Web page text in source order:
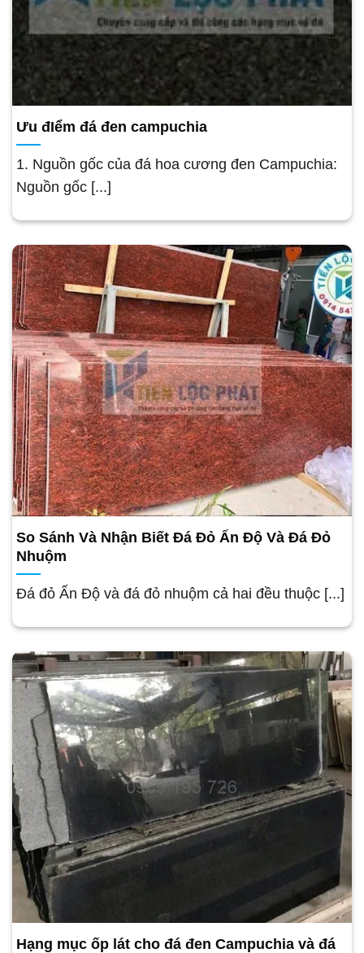
Ưu đIểm đá đen campuchia
1. Nguồn gốc của đá hoa cương đen Campuchia:
Nguồn gốc [...]
So Sánh Và Nhận Biết Đá Đỏ Ấn Độ Và Đá Đỏ
Nhuộm
Đá đỏ Ấn Độ và đá đỏ nhuộm cả hai đều thuộc [...]
Hạng mục ốp lát cho đá đen Campuchia và đá